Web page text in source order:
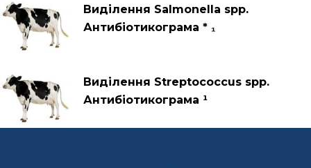
Виділення Salmonella spp.
Антибіотикограма * ₁
Виділення Streptococcus spp.
Антибіотикограма ¹